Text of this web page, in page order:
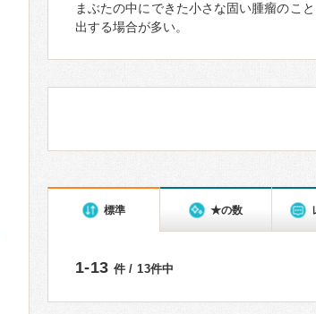
まぶたの中にできた小さな固い腫瘤のこ
出する場合が多い。
標準 ★の数
1-13 件 / 13件中